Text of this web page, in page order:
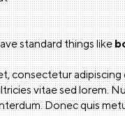
standard things like
consectetur
vitae sed lorem.
Donec quis